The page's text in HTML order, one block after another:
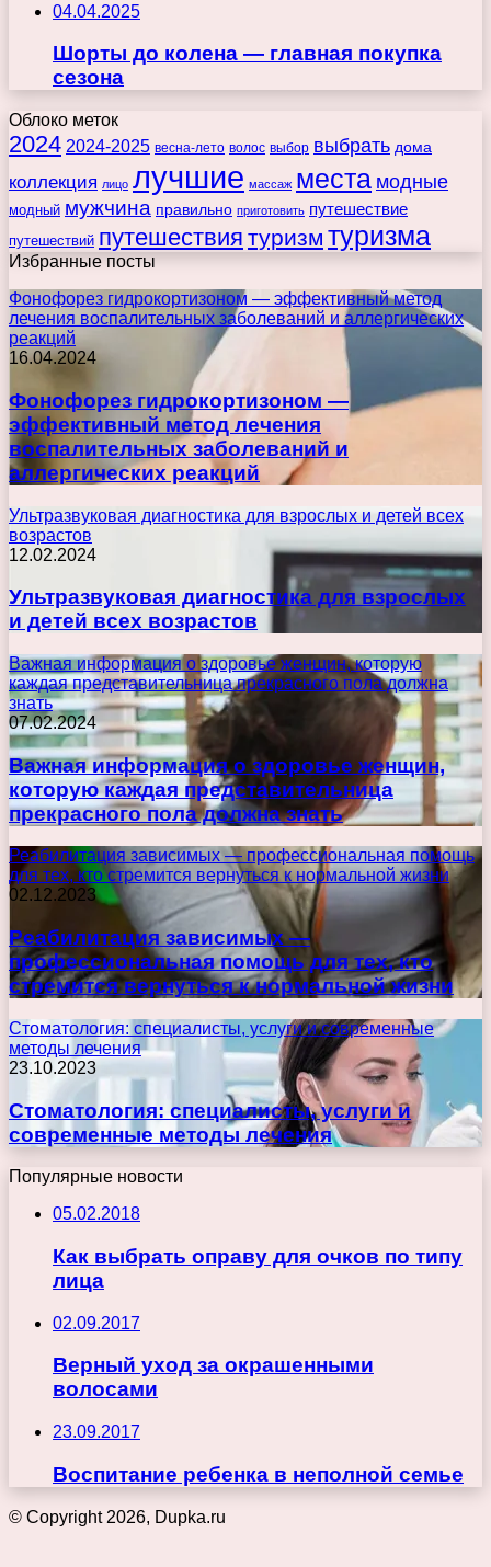
04.04.2025
Шорты до колена — главная покупка
сезона
Облоко меток
2024 2024-2025 весна-лето волос выбор выбрать дома
коллекция лицо лучшие массаж места модные
модный мужчина правильно приготовить путешествие
путешествий путешествия туризм туризма
Избранные посты
Фонофорез гидрокортизоном — эффективный метод
лечения воспалительных заболеваний и аллергических
реакций
16.04.2024
Фонофорез гидрокортизоном —
эффективный метод лечения
воспалительных заболеваний и
аллергических реакций
Ультразвуковая диагностика для взрослых и детей всех
возрастов
12.02.2024
Ультразвуковая диагностика для взрослых
и детей всех возрастов
Важная информация о здоровье женщин, которую
каждая представительница прекрасного пола должна
знать
07.02.2024
Важная информация о здоровье женщин,
которую каждая представительница
прекрасного пола должна знать
Реабилитация зависимых — профессиональная помощь
для тех, кто стремится вернуться к нормальной жизни
02.12.2023
Реабилитация зависимых —
профессиональная помощь для тех, кто
стремится вернуться к нормальной жизни
Стоматология: специалисты, услуги и современные
методы лечения
23.10.2023
Стоматология: специалисты, услуги и
современные методы лечения
Популярные новости
05.02.2018
Как выбрать оправу для очков по типу
лица
02.09.2017
Верный уход за окрашенными
волосами
23.09.2017
Воспитание ребенка в неполной семье
© Copyright 2026, Dupka.ru